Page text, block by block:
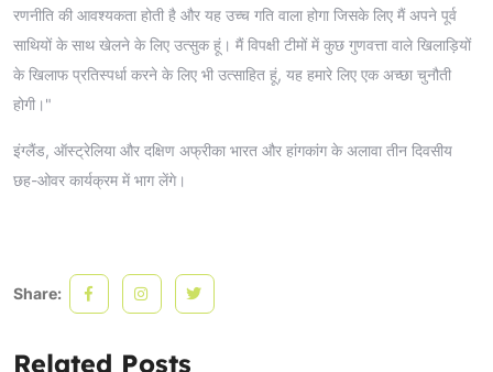
रणनीति की आवश्यकता होती है और यह उच्च गति वाला होगा जिसके लिए मैं अपने पूर्व
साथियों के साथ खेलने के लिए उत्सुक हूं। मैं विपक्षी टीमों में कुछ गुणवत्ता वाले खिलाड़ियों
के खिलाफ प्रतिस्पर्धा करने के लिए भी उत्साहित हूं, यह हमारे लिए एक अच्छा चुनौती
होगी।"
इंग्लैंड, ऑस्ट्रेलिया और दक्षिण अफ्रीका भारत और हांगकांग के अलावा तीन दिवसीय
छह-ओवर कार्यक्रम में भाग लेंगे।
Share:
Related Posts